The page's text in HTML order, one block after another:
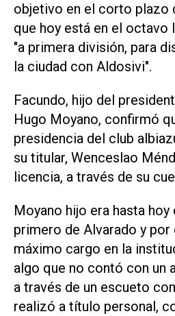
objetivo en el corto plazo
que hoy está en el octavo
"a primera división, para
la ciudad con Aldosivi".
Facundo, hijo del
Hugo Moyano, confirmó
presidencia del club
su titular, Wenceslao
licencia, a través de su
Moyano hijo era hasta
primero de Alvarado y por
máximo cargo en la
algo que no contó con un
a través de un escueto
realizó a título personal,